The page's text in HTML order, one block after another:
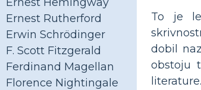
Ernest Rutherford
Erwin Schrödinger
F. Scott Fitzgerald
Ferdinand Magellan
Florence Nightingale
To je le
dobil
obstoju
literature.